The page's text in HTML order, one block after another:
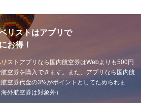
))→台北 (台湾)
))→広州 (中国)
))→北京 (中国)
)) → サンフランシスコ (アメリカ)
))→ニューヨーク (アメリカ)
))→クアラルンプール (マレーシア)
))→ドーハ (カタール)
ーハ (カタール)
アブダビ (アラブ首長国)
スタンブール (トルコ)
ィーン (オーストリア)
ューリッヒ (スイス)
リストはアプリで
お得！
リストアプリなら国内航空券はWebよりも500円
空券を購入できます。また、アプリなら国内航
空券代金の3%がポイントとしてためられま
外航空券は対象外）